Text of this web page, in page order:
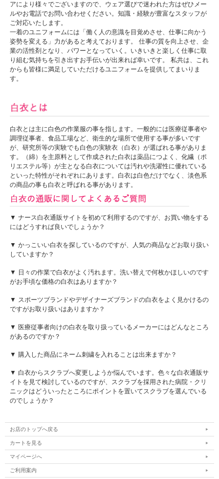
アにより様々でございますので、ウェア選びで迷われた方はぜひメー
ルやお電話でお問い合わせください。知識・経験が豊富なスタッフが
ご対応いたします。
一着のユニフォームには「働く人の意識を目覚めさせ、仕事に向かう
姿勢を変える」力があると考えております。 仕事の質を向上させ、企
業の活性剤となり、パワーとなっていく。いきいきと楽しく仕事に取
り組む気持ちを引き出すお手伝いが出来れば幸いです。 私共は、これ
からも皆様に満足していただけるユニフォームを提供してまいりま
す。
白衣とは主に白色の作業服の事を指します。一般的には医療従事者や
調理従事者、食品工場など、衛生的な場所で使用する事が多いです
が、研究所等の実験でも白色の実験衣（白衣）が選ばれる事がありま
す。（綿）を主原料として作成された白衣は薬品につよく、化繊（ポ
リエステル等）が主となる白衣については汚れや洗濯性に優れている
といった特性がそれぞれにあります。白衣は白色だけでなく、淡色系
の商品の事も白衣と呼ばれる事があります。
▼ ナース白衣通販サイトを初めて利用するのですが、お買い物をする
にはどうすれば良いでしょうか？
▼ かっこいい白衣を探しているのですが、人気の商品などお取り扱い
していますか？
▼ 日々の作業で白衣がよく汚れます。洗い替えで何枚かほしいのです
がお手頃な価格の白衣はありますか？
▼ スポーツブランドやデザイナーズブランドの白衣をよく見かけるの
ですがお取り扱いはありますか？
▼ 医療従事者向けの白衣を取り扱っているメーカーにはどんなところ
があるのですか？
▼ 購入した商品にネーム刺繍を入れることは出来ますか？
▼ 白衣からスクラブへ変更しようか悩んでいます。色々な白衣通販サ
イトを見て検討しているのですが、スクラブを採用された病院・クリ
ニックはどういったところにポイントを置いてスクラブを選んでいる
のでしょうか？
お店のトップへ戻る
カートを見る
マイページへ
ご利用案内